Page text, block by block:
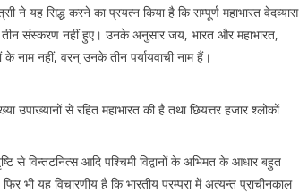
ने यह सिद्ध करने का प्रयत्न किया है कि सम्पूर्ण महाभारत वेदव्यास
संस्करण नहीं हुए। उनके अनुसार जय, भारत और महाभारत,
नाम नहीं, वरन् उनके तीन पर्यायवाची नाम हैं।
उपाख्यानों से रहित महाभारत की है तथा छियत्तर हजार श्लोकों
से विन्तटनित्स आदि पश्चिमी विद्वानों के अभिमत के आधार बहुत
भी यह विचारणीय है कि भारतीय परम्परा में अत्यन्त प्राचीनकाल